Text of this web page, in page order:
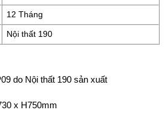
12 Tháng
Nội thất 190
do Nội thất 190 sản xuất
x H750mm